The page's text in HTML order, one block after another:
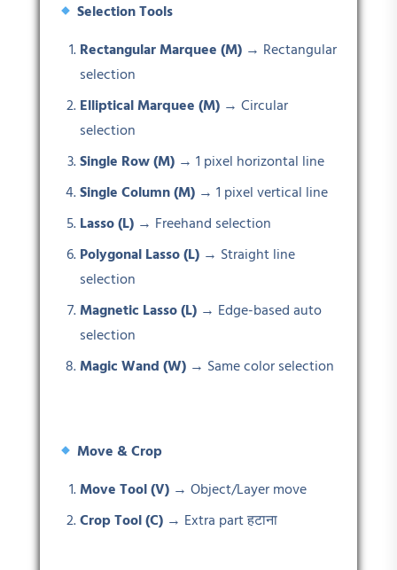
Selection Tools
Rectangular Marquee (M) → Rectangular
selection
Elliptical Marquee (M) → Circular
selection
Single Row (M) → 1 pixel horizontal line
Single Column (M) → 1 pixel vertical line
Lasso (L) → Freehand selection
Polygonal Lasso (L) → Straight line
selection
Magnetic Lasso (L) → Edge-based auto
selection
Magic Wand (W) → Same color selection
Move & Crop
Move Tool (V) → Object/Layer move
Crop Tool (C) → Extra part हटाना